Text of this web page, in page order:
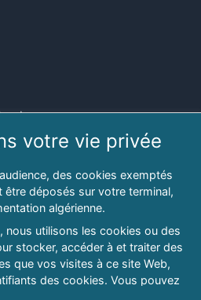
alger.com
votre vie privée
des cookies exemptés
déposés sur votre terminal,
algérienne.
nous utilisons les cookies ou des
stocker, accéder à et traiter des
que vos visites à ce site Web,
des cookies. Vous pouvez